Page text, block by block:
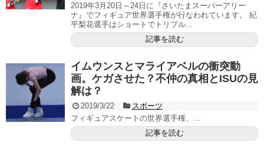
2019年3月20日～24日に『さいたまスーパーアリー
ナ』でフィギュア世界選手権が行なわれています。 紀
平梨花選手はショートでトリプル...
記事を読む
イムウンスとマライアベルの衝突動
画。ケガさせた？不仲の真相とISUの見
解は？
2019/3/22
スポーツ
フィギュアスケートの世界選手権、...
記事を読む